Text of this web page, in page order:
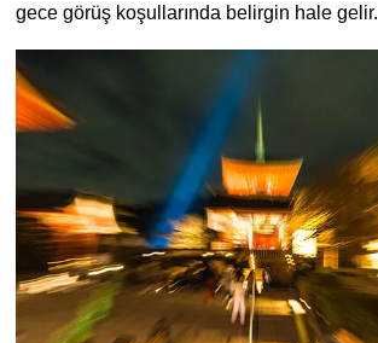
gece görüş koşullarında belirgin hale gelir.